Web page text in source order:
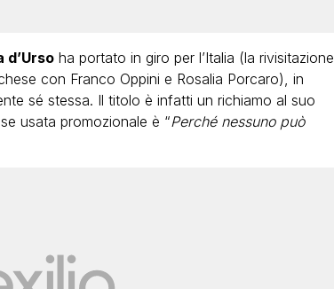
d’Ursoha portato in giro per l’Italia (la rivisitazione
con Franco Oppini e Rosalia Porcaro), in
sé stessa. Il titolo è infatti un richiamo al suo
usata promozionale è “Perché nessuno può